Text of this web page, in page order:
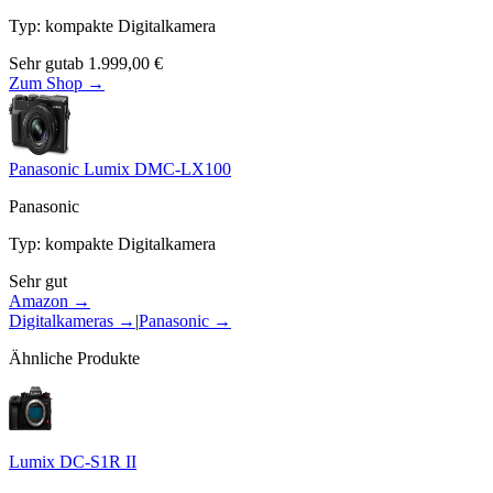
Typ: kompakte Digitalkamera
Sehr gutab 1.999,00 €
Zum Shop →
Panasonic Lumix DMC-LX100
Panasonic
Typ: kompakte Digitalkamera
Sehr gut
Amazon →
Digitalkameras → |Panasonic →
Ähnliche Produkte
Lumix DC-S1R II